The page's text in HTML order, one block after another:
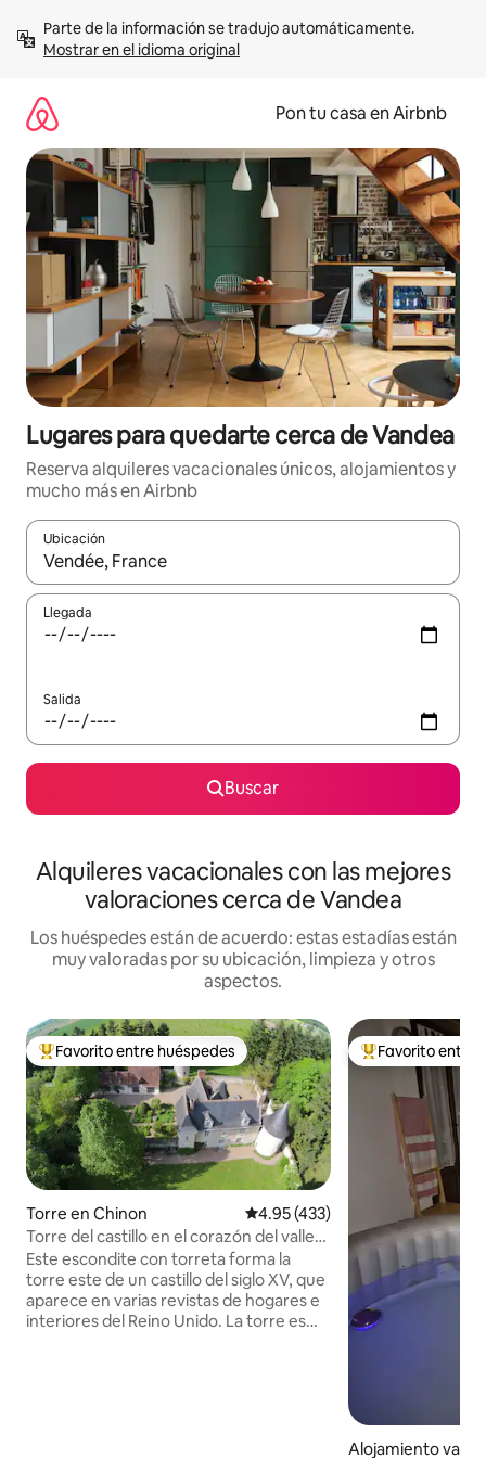
contenidoMostrar en el idioma original
Pon tu casa en Airbnb
Lugares para quedarte cerca de Vandea
Reserva alquileres vacacionales únicos, alojamientos y
mucho más en Airbnb
Ubicación
Cuando los resultados estén disponibles, navega con las
Llegada
Salida
Buscar
Alquileres vacacionales con las mejores
valoraciones cerca de Vandea
Los huéspedes están de acuerdo: estas estadías están
muy valoradas por su ubicación, limpieza y otros
aspectos.
Favorito entre huéspedes preferido
Favorito entre huéspedes
Torre en Chinon Calificación promedio: 4.95 de
4.95 (433)
Torre del castillo en el corazón del valle
del Loira
Este escondite con torreta forma la
torre este de un castillo del siglo XV, que
aparece en varias revistas de hogares e
interiores del Reino Unido. La torre es
Favorito entre
Favorito entre
Alojamiento